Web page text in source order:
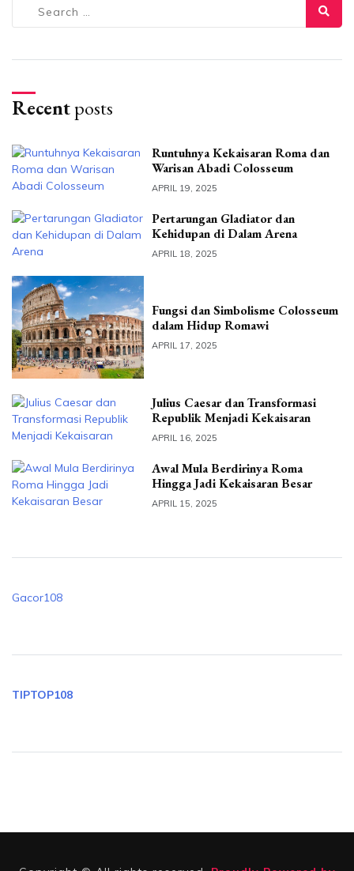
Recentposts
Runtuhnya Kekaisaran Roma dan
Warisan Abadi Colosseum
APRIL 19, 2025
Pertarungan Gladiator dan
Kehidupan di Dalam Arena
APRIL 18, 2025
Fungsi dan Simbolisme Colosseum
dalam Hidup Romawi
APRIL 17, 2025
Julius Caesar dan Transformasi
Republik Menjadi Kekaisaran
APRIL 16, 2025
Awal Mula Berdirinya Roma
Hingga Jadi Kekaisaran Besar
APRIL 15, 2025
Gacor108
TIPTOP108